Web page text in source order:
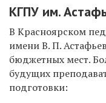
КГПУ им.
В Красноярском
имени В. П.
бюджетных мест.
будущих
подготовки: